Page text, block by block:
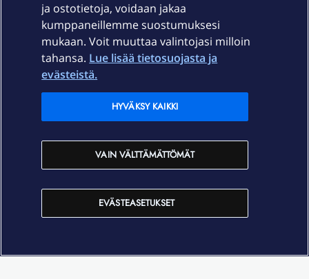
Ajankohtaista
Elisa Oyj
In English
ja ostotietoja, voidaan jakaa
kumppaneillemme suostumuksesi
mukaan. Voit muuttaa valintojasi milloin
tahansa. Lue lisää tietosuojasta ja
evästeistä.
EVÄSTEASETUKSET
VAIN VÄLTTÄMÄTTÖMÄT
HYVÄKSY KAIKKI